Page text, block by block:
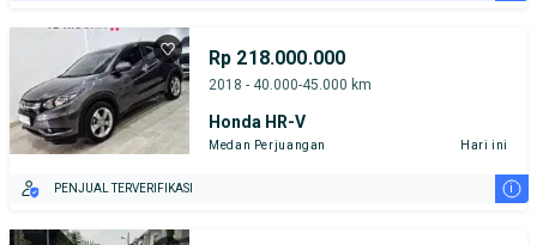
Rp 218.000.000
2018 - 40.000-45.000 km
Honda HR-V
Medan Perjuangan Hari ini
PENJUAL TERVERIFIKASI i